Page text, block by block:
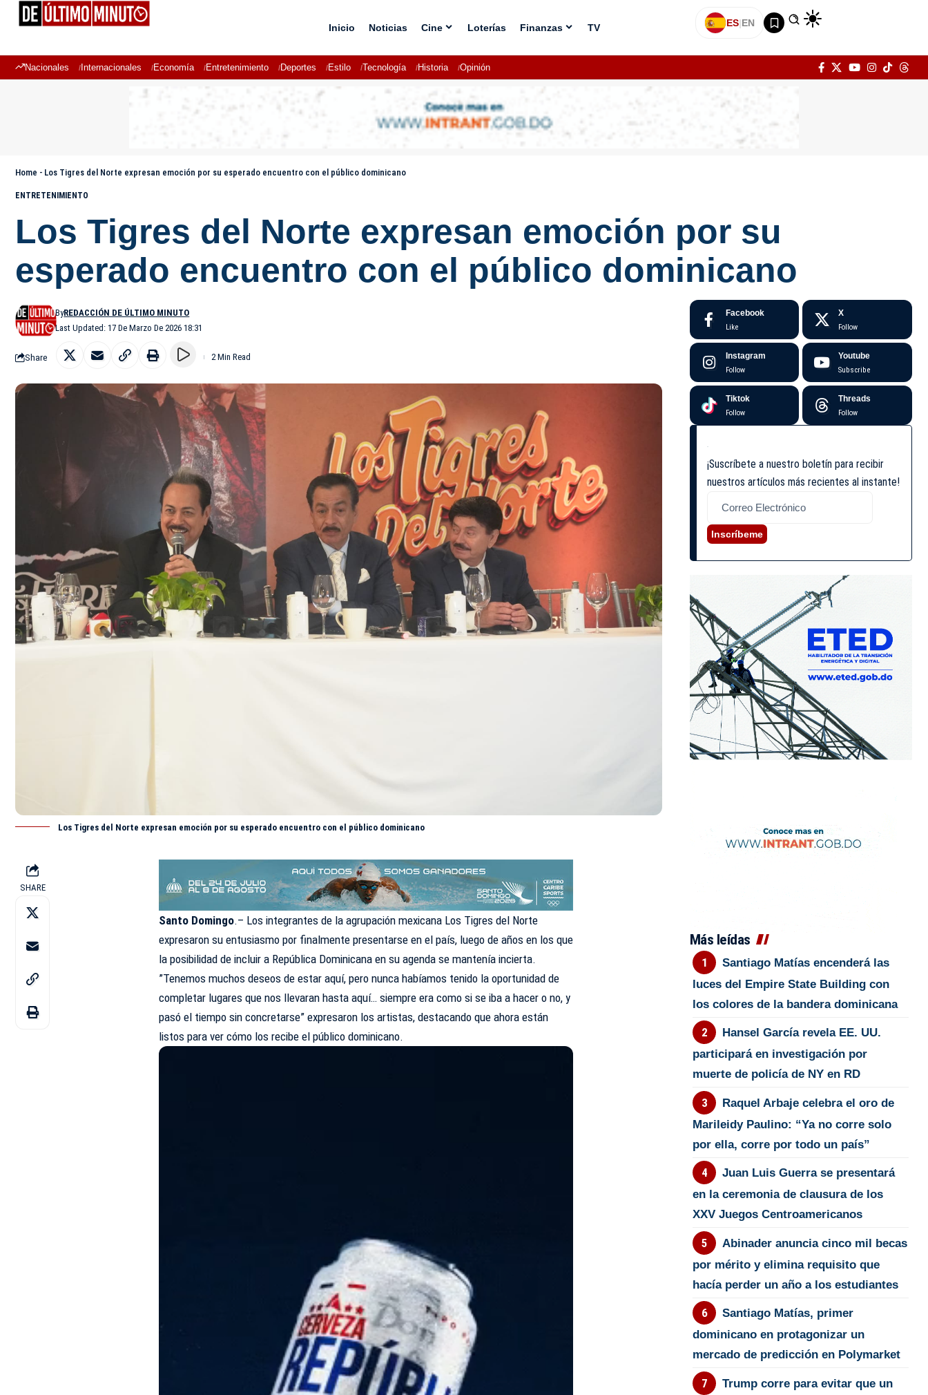
Inicio Noticias Cine Loterías Finanzas TV ES|EN
Nacionales Internacionales Economía Entretenimiento Deportes Estilo Tecnología Historia Opinión
Home - Los Tigres del Norte expresan emoción por su esperado encuentro con el público dominicano
ENTRETENIMIENTO
Los Tigres del Norte expresan emoción por su
esperado encuentro con el público dominicano
Last Updated: 17 De Marzo De 2026 18:31
ByREDACCIÓN DE ÚLTIMO MINUTO
Share 2 Min Read
Los Tigres del Norte expresan emoción por su esperado encuentro con el público dominicano
SHARE
Santo Domingo.– Los integrantes de la agrupación mexicana Los Tigres del Norte
expresaron su entusiasmo por finalmente presentarse en el país, luego de años en los que
la posibilidad de incluir a República Dominicana en su agenda se mantenía incierta.
”Tenemos muchos deseos de estar aquí, pero nunca habíamos tenido la oportunidad de
completar lugares que nos llevaran hasta aquí… siempre era como si se iba a hacer o no, y
pasó el tiempo sin concretarse” expresaron los artistas, destacando que ahora están
listos para ver cómo los recibe el público dominicano.
Facebook
Like
X
Follow
Instagram
Follow
Youtube
Subscribe
Tiktok
Follow
Threads
Follow
¡Suscríbete a nuestro boletín para recibir
nuestros artículos más recientes al instante!
Inscríbeme
Más leídas
Santiago Matías encenderá las
luces del Empire State Building con
los colores de la bandera dominicana
Hansel García revela EE. UU.
participará en investigación por
muerte de policía de NY en RD
Raquel Arbaje celebra el oro de
Marileidy Paulino: “Ya no corre solo
por ella, corre por todo un país”
Juan Luis Guerra se presentará
en la ceremonia de clausura de los
XXV Juegos Centroamericanos
Abinader anuncia cinco mil becas
por mérito y elimina requisito que
hacía perder un año a los estudiantes
Santiago Matías, primer
dominicano en protagonizar un
mercado de predicción en Polymarket
Trump corre para evitar que un